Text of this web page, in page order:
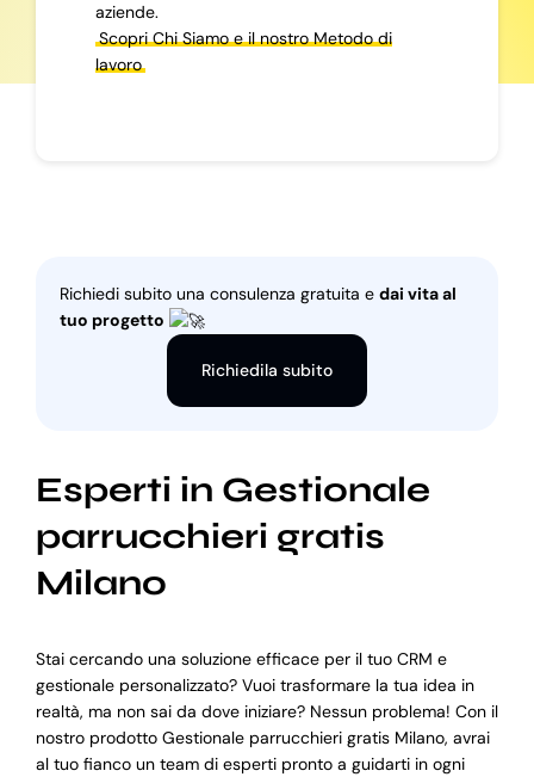
aziende.
Scopri Chi Siamo e il nostro Metodo di
lavoro
Richiedi subito una consulenza gratuita e dai vita al
tuo progetto
Richiedila subito
Esperti in Gestionale
parrucchieri gratis
Milano
Stai cercando una soluzione efficace per il tuo CRM e
gestionale personalizzato? Vuoi trasformare la tua idea in
realtà, ma non sai da dove iniziare? Nessun problema! Con il
nostro prodotto Gestionale parrucchieri gratis Milano, avrai
al tuo fianco un team di esperti pronto a guidarti in ogni